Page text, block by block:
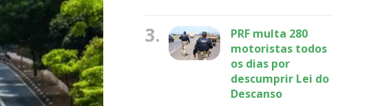
3.
PRF multa 280
motoristas todos
os dias por
descumprir Lei do
Descanso